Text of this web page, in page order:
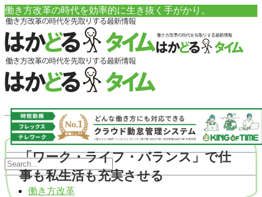
働き方改革の時代を効率的に生き抜く手がかり。
働き方改革
「ワーク・ライフ・バランス」で仕
事も私生活も充実させる